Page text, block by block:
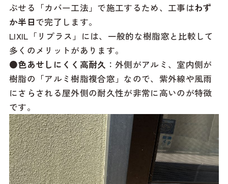
ぶせる「カバー工法」で施工するため、工事はわず
か半日で完了します。
LIXIL「リプラス」には、一般的な樹脂窓と比較して
多くのメリットがあります。
●色あせしにくく高耐久 ：外側がアルミ、室内側が
樹脂の「アルミ樹脂複合窓」なので、紫外線や風雨
にさらされる屋外側の耐久性が非常に高いのが特徴
です。